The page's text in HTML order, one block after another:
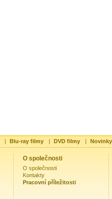
| Blu-ray filmy | DVD filmy |
O společnosti
O společnosti
Kontakty
Pracovní příležitosti